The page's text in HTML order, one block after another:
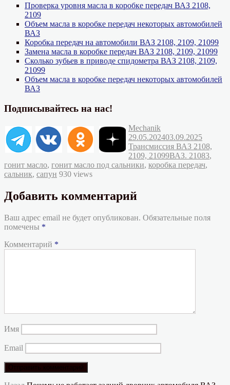
Проверка уровня масла в коробке передач ВАЗ 2108,
2109
Объем масла в коробке передач некоторых автомобилей
ВАЗ
Коробка передач на автомобили ВАЗ 2108, 2109, 21099
Замена масла в коробке передач ВАЗ 2108, 2109, 21099
Сколько зубьев в приводе спидометра ВАЗ 2108, 2109,
21099
Объем масла в коробке передач некоторых автомобилей
ВАЗ
Подписывайтесь на нас!
Автор
MechanikОпубликовано
29.05.202403.09.2025
Трансмиссия ВАЗ 2108,
2109, 21099Метки
ВАЗ. 21083,
гонит масло, гонит масло под сальники, коробка передач,
сальник, сапун 930 views
Добавить комментарий
Ваш адрес email не будет опубликован. Обязательные поля
помечены *
Комментарий *
Имя
Email